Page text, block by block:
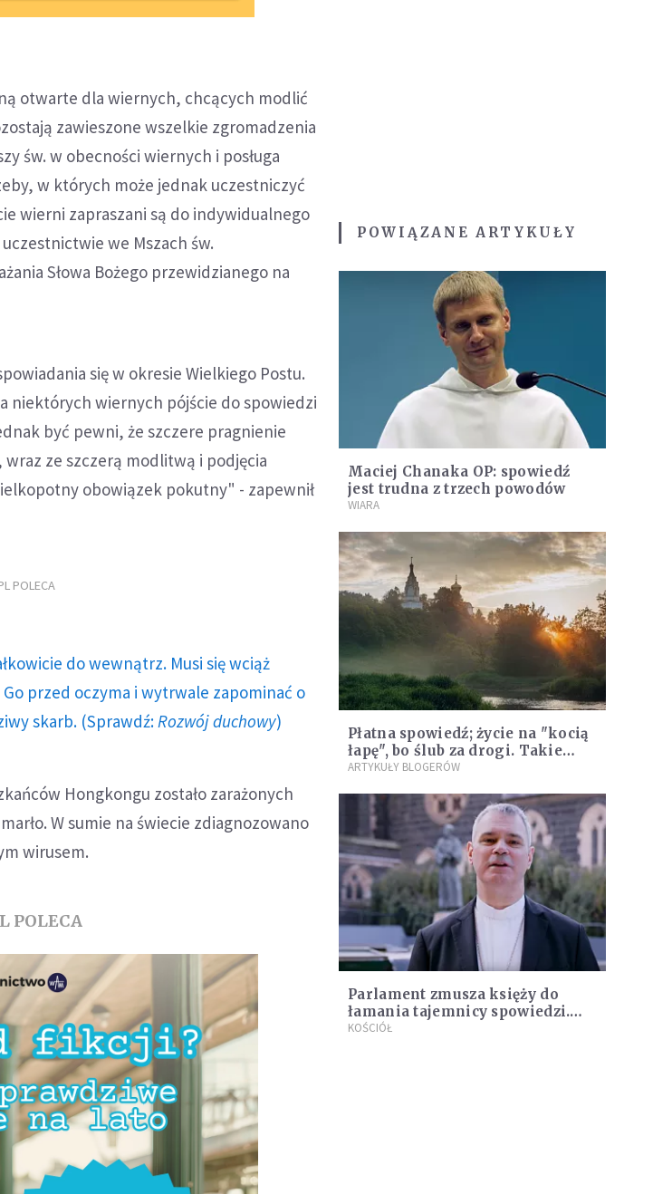
otwarte dla wiernych, chcących modlić
zawieszone wszelkie zgromadzenia
św. w obecności wiernych i posługa
w których może jednak uczestniczyć
wierni zapraszani są do indywidualnego
we Mszach św.
Słowa Bożego przewidzianego na
się w okresie Wielkiego Postu.
niektórych wiernych pójście do spowiedzi
być pewni, że szczere pragnienie
ze szczerą modlitwą i podjęcia
obowiązek pokutny" - zapewnił
POLECA
do wewnątrz. Musi się wciąż
przed oczyma i wytrwale zapominać o
skarb. (Sprawdź: Rozwój duchowy)
Hongkongu zostało zarażonych
W sumie na świecie zdiagnozowano
wirusem.
POLECA
POWIĄZANE ARTYKUŁY
Maciej Chanaka OP: spowiedź
jest trudna z trzech powodów
WIARA
Płatna spowiedź; życie na "kocią
łapę", bo ślub za drogi. Takie
były problemy parafian na
ARTYKUŁY BLOGERÓW
Parlament zmusza księży do
łamania tajemnicy spowiedzi.
Biskup protestuje
KOŚCIÓŁ